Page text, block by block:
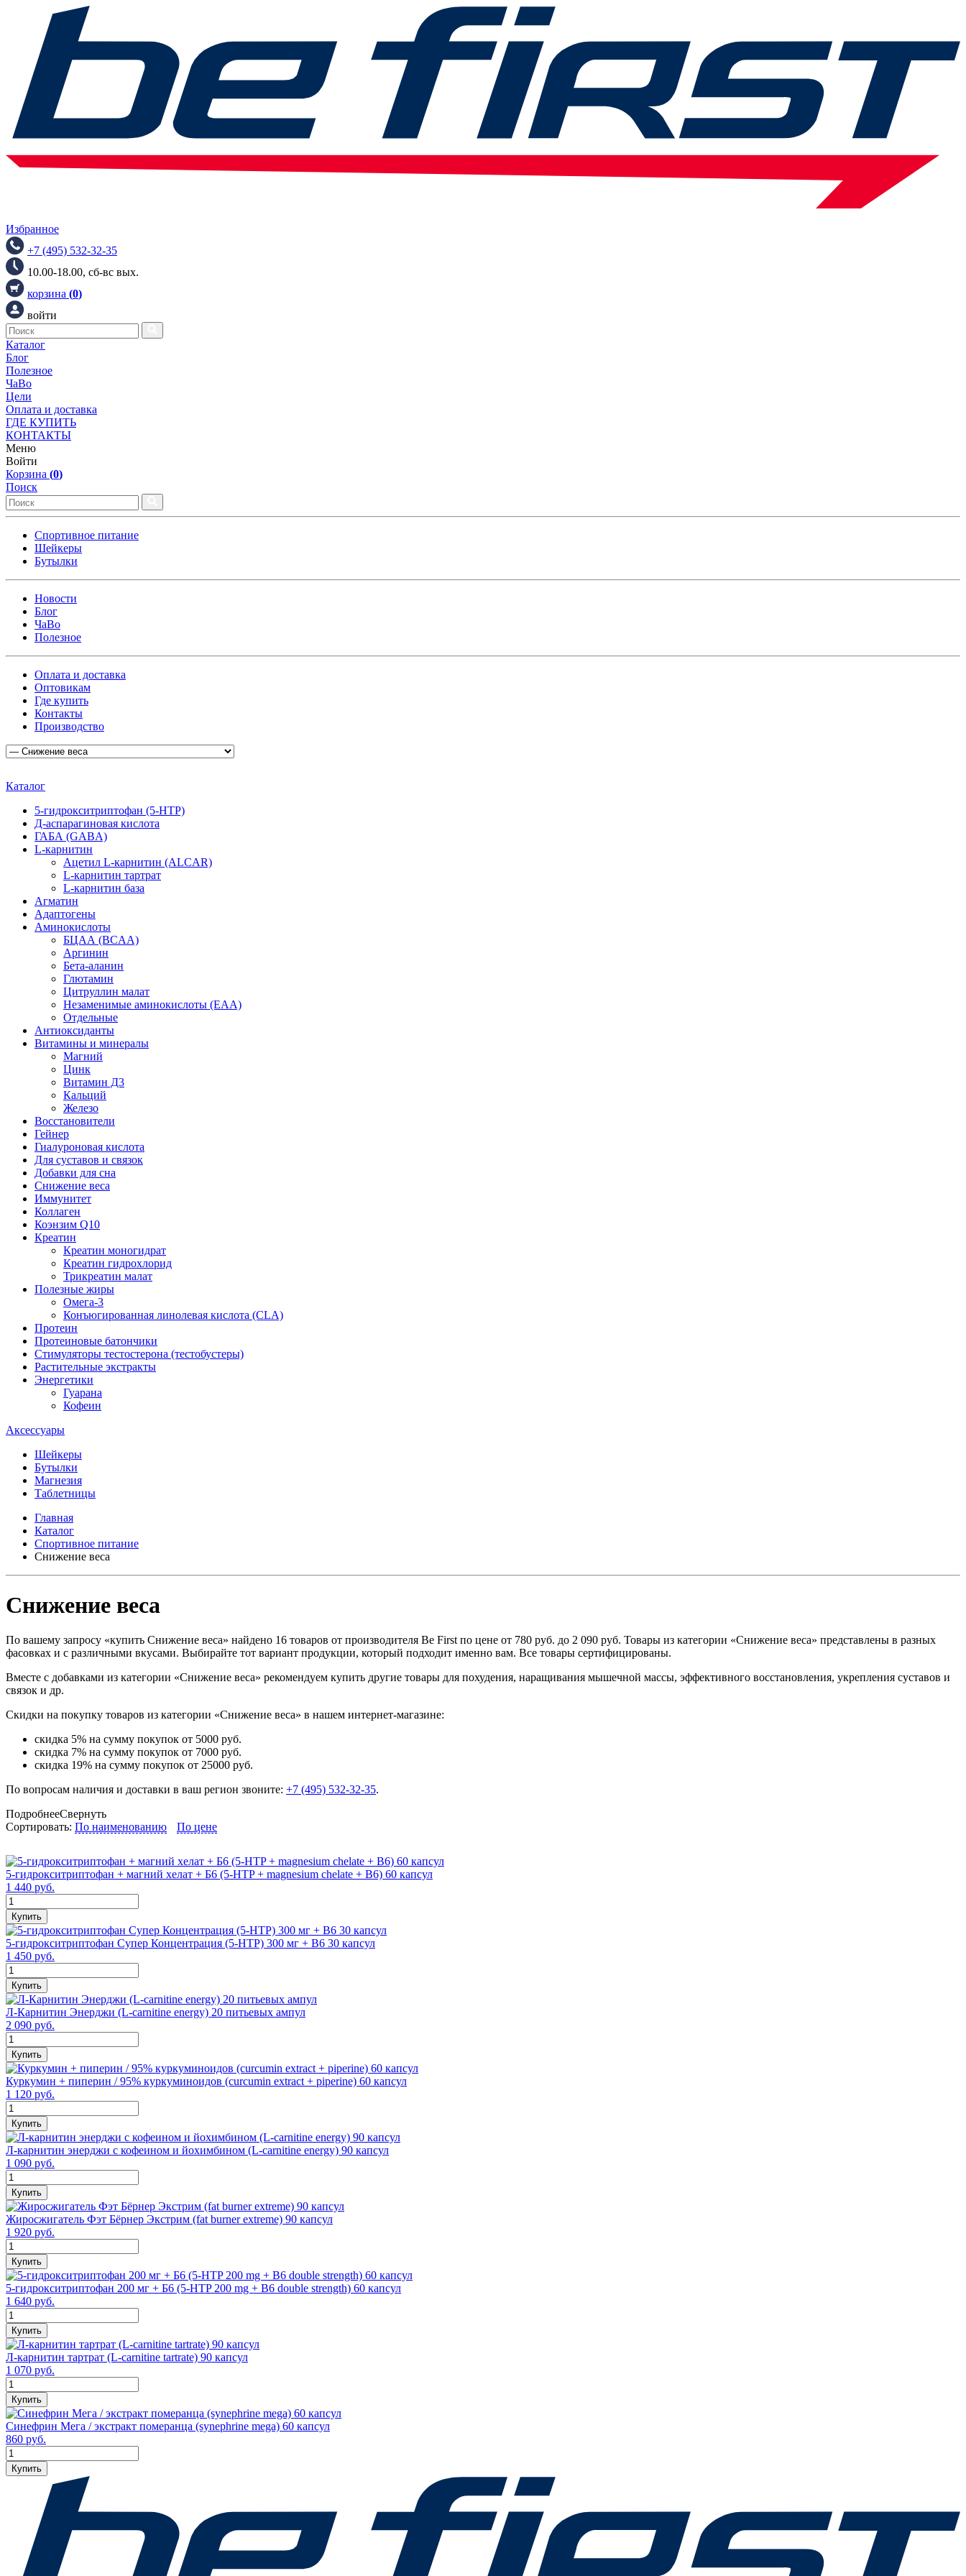
Избранное
+7 (495) 532-32-35
10.00-18.00, сб-вс вых.
корзина (0)
войти
Каталог
Блог
Полезное
ЧаВо
Цели
Оплата и доставка
ГДЕ КУПИТЬ
КОНТАКТЫ
Меню
Войти
Корзина (0)
Поиск
Спортивное питание
Шейкеры
Бутылки
Новости
Блог
ЧаВо
Полезное
Оплата и доставка
Оптовикам
Где купить
Контакты
Производство
Каталог
5-гидрокситриптофан (5-HTP)
Д-аспарагиновая кислота
ГАБА (GABA)
L-карнитин
Ацетил L-карнитин (ALCAR)
L-карнитин тартрат
L-карнитин база
Агматин
Адаптогены
Аминокислоты
БЦАА (BCAA)
Аргинин
Бета-аланин
Глютамин
Цитруллин малат
Незаменимые аминокислоты (EAA)
Отдельные
Антиоксиданты
Витамины и минералы
Магний
Цинк
Витамин Д3
Кальций
Железо
Восстановители
Гейнер
Гиалуроновая кислота
Для суставов и связок
Добавки для сна
Снижение веса
Иммунитет
Коллаген
Коэнзим Q10
Креатин
Креатин моногидрат
Креатин гидрохлорид
Трикреатин малат
Полезные жиры
Омега-3
Конъюгированная линолевая кислота (CLA)
Протеин
Протеиновые батончики
Стимуляторы тестостерона (тестобустеры)
Растительные экстракты
Энергетики
Гуарана
Кофеин
Аксессуары
Шейкеры
Бутылки
Магнезия
Таблетницы
Главная
Каталог
Спортивное питание
Снижение веса
Снижение веса
По вашему запросу «купить Снижение веса» найдено 16 товаров от производителя Be First по цене от 780 руб. до 2 090 руб. Товары из категории «Снижение веса» представлены в разных
фасовках и с различными вкусами. Выбирайте тот вариант продукции, который подходит именно вам. Все товары сертифицированы.
Вместе с добавками из категории «Снижение веса» рекомендуем купить другие товары для похудения, наращивания мышечной массы, эффективного восстановления, укрепления суставов и
связок и др.
Скидки на покупку товаров из категории «Снижение веса» в нашем интернет-магазине:
скидка 5% на сумму покупок от 5000 руб.
скидка 7% на сумму покупок от 7000 руб.
скидка 19% на сумму покупок от 25000 руб.
По вопросам наличия и доставки в ваш регион звоните: +7 (495) 532-32-35.
ПодробнееСвернуть
Сортировать: По наименованию По цене
5-гидрокситриптофан + магний хелат + Б6 (5-HTP + magnesium chelate + B6) 60 капсул
1 440 руб.
Купить
5-гидрокситриптофан Супер Концентрация (5-HTP) 300 мг + В6 30 капсул
1 450 руб.
Купить
Л-Карнитин Энерджи (L-carnitine energy) 20 питьевых ампул
2 090 руб.
Купить
Куркумин + пиперин / 95% куркуминоидов (curcumin extract + piperine) 60 капсул
1 120 руб.
Купить
Л-карнитин энерджи с кофеином и йохимбином (L-carnitine energy) 90 капсул
1 090 руб.
Купить
Жиросжигатель Фэт Бёрнер Экстрим (fat burner extreme) 90 капсул
1 920 руб.
Купить
5-гидрокситриптофан 200 мг + Б6 (5-HTP 200 mg + B6 double strength) 60 капсул
1 640 руб.
Купить
Л-карнитин тартрат (L-carnitine tartrate) 90 капсул
1 070 руб.
Купить
Синефрин Мега / экстракт померанца (synephrine mega) 60 капсул
860 руб.
Купить